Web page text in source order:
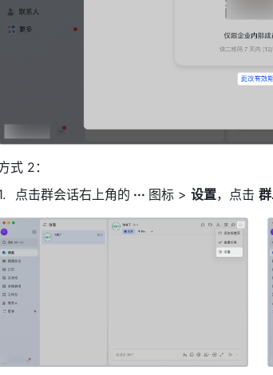
式 2：
点击群会话右上角的 ··· 图标 > 设置，点击